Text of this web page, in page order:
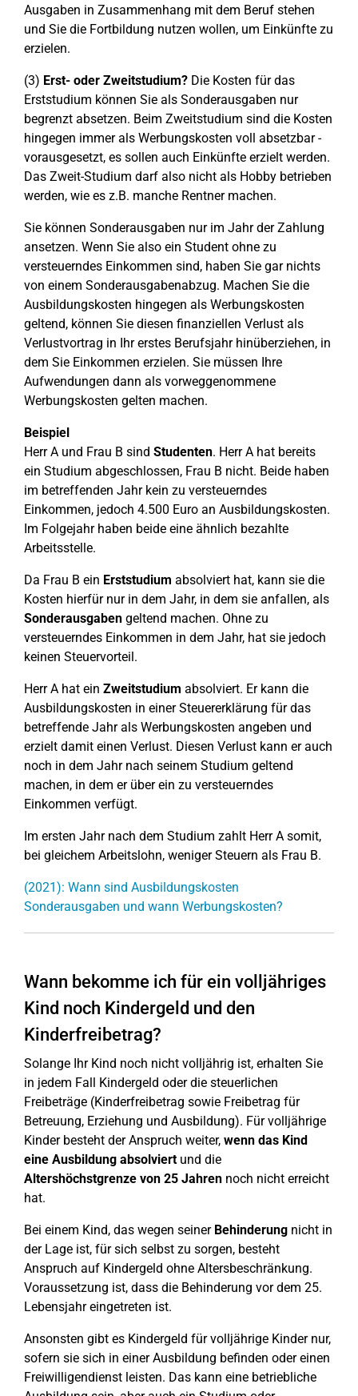
Ausgaben in Zusammenhang mit dem Beruf stehen
und Sie die Fortbildung nutzen wollen, um Einkünfte zu
erzielen.
(3) Erst- oder Zweitstudium? Die Kosten für das
Erststudium können Sie als Sonderausgaben nur
begrenzt absetzen. Beim Zweitstudium sind die Kosten
hingegen immer als Werbungskosten voll absetzbar -
vorausgesetzt, es sollen auch Einkünfte erzielt werden.
Das Zweit-Studium darf also nicht als Hobby betrieben
werden, wie es z.B. manche Rentner machen.
Sie können Sonderausgaben nur im Jahr der Zahlung
ansetzen. Wenn Sie also ein Student ohne zu
versteuerndes Einkommen sind, haben Sie gar nichts
von einem Sonderausgabenabzug. Machen Sie die
Ausbildungskosten hingegen als Werbungskosten
geltend, können Sie diesen finanziellen Verlust als
Verlustvortrag in Ihr erstes Berufsjahr hinüberziehen, in
dem Sie Einkommen erzielen. Sie müssen Ihre
Aufwendungen dann als vorweggenommene
Werbungskosten gelten machen.
Beispiel
Herr A und Frau B sind Studenten. Herr A hat bereits
ein Studium abgeschlossen, Frau B nicht. Beide haben
im betreffenden Jahr kein zu versteuerndes
Einkommen, jedoch 4.500 Euro an Ausbildungskosten.
Im Folgejahr haben beide eine ähnlich bezahlte
Arbeitsstelle.
Da Frau B ein Erststudium absolviert hat, kann sie die
Kosten hierfür nur in dem Jahr, in dem sie anfallen, als
Sonderausgaben geltend machen. Ohne zu
versteuerndes Einkommen in dem Jahr, hat sie jedoch
keinen Steuervorteil.
Herr A hat ein Zweitstudium absolviert. Er kann die
Ausbildungskosten in einer Steuererklärung für das
betreffende Jahr als Werbungskosten angeben und
erzielt damit einen Verlust. Diesen Verlust kann er auch
noch in dem Jahr nach seinem Studium geltend
machen, in dem er über ein zu versteuerndes
Einkommen verfügt.
Im ersten Jahr nach dem Studium zahlt Herr A somit,
bei gleichem Arbeitslohn, weniger Steuern als Frau B.
(2021): Wann sind Ausbildungskosten
Sonderausgaben und wann Werbungskosten?
Wann bekomme ich für ein volljähriges
Kind noch Kindergeld und den
Kinderfreibetrag?
Solange Ihr Kind noch nicht volljährig ist, erhalten Sie
in jedem Fall Kindergeld oder die steuerlichen
Freibeträge (Kinderfreibetrag sowie Freibetrag für
Betreuung, Erziehung und Ausbildung). Für volljährige
Kinder besteht der Anspruch weiter, wenn das Kind
eine Ausbildung absolviertund die
Altershöchstgrenze von 25 Jahren noch nicht erreicht
hat.
Bei einem Kind, das wegen seiner Behinderung nicht in
der Lage ist, für sich selbst zu sorgen, besteht
Anspruch auf Kindergeld ohne Altersbeschränkung.
Voraussetzung ist, dass die Behinderung vor dem 25.
Lebensjahr eingetreten ist.
Ansonsten gibt es Kindergeld für volljährige Kinder nur,
sofern sie sich in einer Ausbildung befinden oder einen
Freiwilligendienst leisten. Das kann eine betriebliche